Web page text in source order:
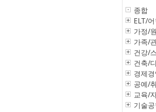
종합
ELT/
가정/
가족/
건강/
건축/
경제
공예/
교육/
기술